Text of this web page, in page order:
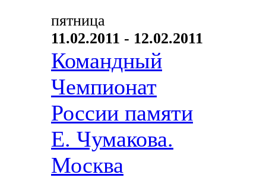
пятница
11.02.2011 - 12.02.2011
Командный
Чемпионат
России памяти
Е. Чумакова.
Москва